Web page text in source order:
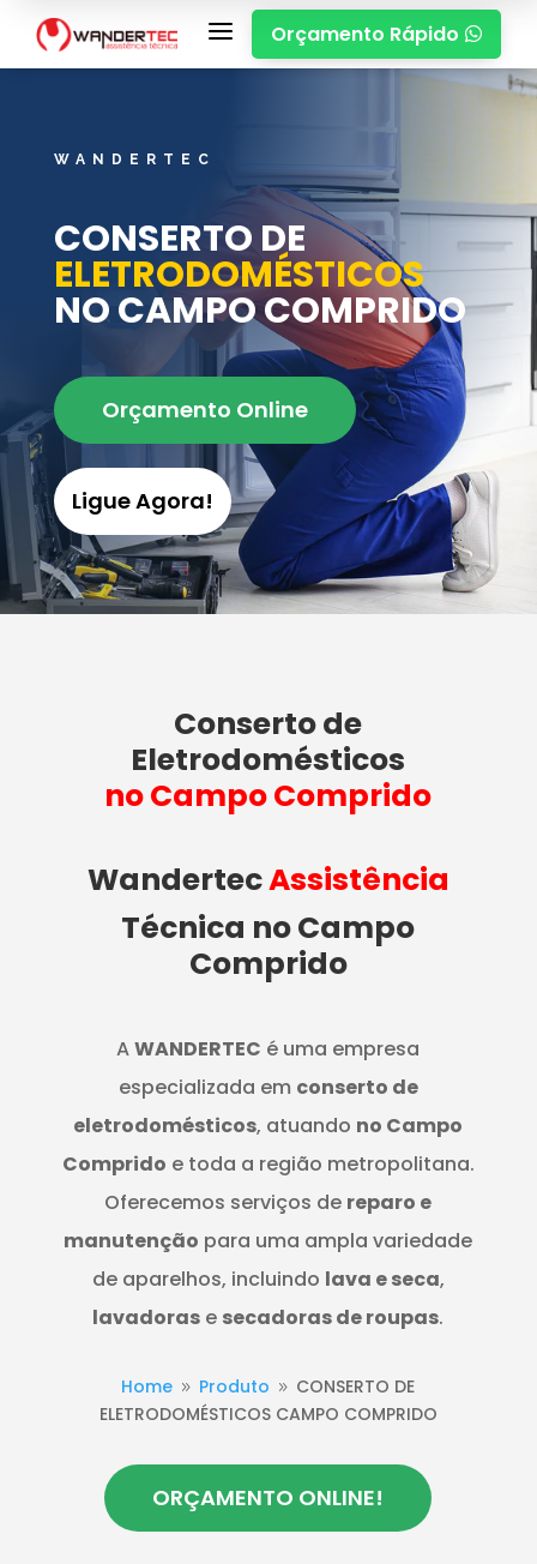
a Orçamento Rápido 
WANDERTEC
CONSERTO DE
ELETRODOMÉSTICOS
NO CAMPO COMPRIDO
Orçamento Online
Ligue Agora!
Conserto de
Eletrodomésticos
no Campo Comprido
WandertecAssistência
Técnica no Campo
Comprido
AWANDERTEC é uma empresa
especializada em conserto de
eletrodomésticos, atuando no Campo
Comprido e toda a região metropolitana.
Oferecemos serviços de reparo e
manutenção para uma ampla variedade
de aparelhos, incluindo lava e seca,
lavadoras e secadoras de roupas.
Home 9 Produto 9 CONSERTO DE
ELETRODOMÉSTICOS CAMPO COMPRIDO
ORÇAMENTO ONLINE!